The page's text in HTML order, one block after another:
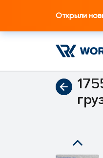
Открыли
Главная